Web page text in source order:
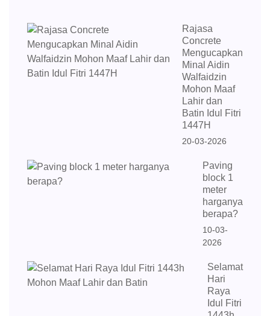
Rajasa
Concrete
Mengucapkan
Minal Aidin
Walfaidzin
Mohon Maaf
Lahir dan
Batin Idul Fitri
1447H
20-03-2026
Paving
block 1
meter
harganya
berapa?
10-03-
2026
Selamat
Hari
Raya
Idul Fitri